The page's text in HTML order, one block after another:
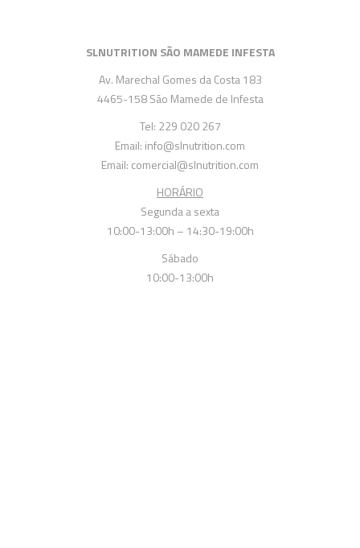
Saúde e Bem Estar
Vitargo
Política de Privacidade
SLNUTRITION SÃO MAMEDE INFESTA
Av. Marechal Gomes da Costa 183
4465-158 São Mamede de Infesta
Tel: 229 020 267
Email: info@slnutrition.com
Email: comercial@slnutrition.com
HORÁRIO
Segunda a sexta
10:00-13:00h – 14:30-19:00h
Sábado
10:00-13:00h